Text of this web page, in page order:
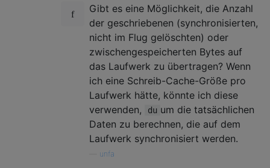
Gibt es eine Möglichkeit, die Anzahl
der geschriebenen (synchronisierten,
nicht im Flug gelöschten) oder
zwischengespeicherten Bytes auf
das Laufwerk zu übertragen? Wenn
ich eine Schreib-Cache-Größe pro
Laufwerk hätte, könnte ich diese
verwenden,
du um die tatsächlichen
Daten zu berechnen, die auf dem
Laufwerk synchronisiert werden.
unfa